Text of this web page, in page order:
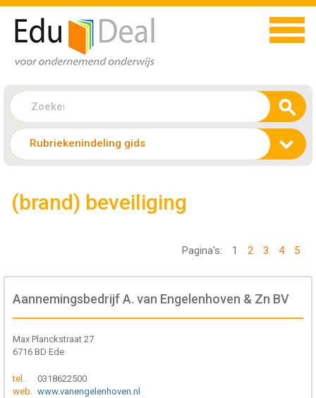
Rubriekenindeling gids
(brand) beveiliging
Pagina's: 1 2 3 4 5
Aannemingsbedrijf A. van Engelenhoven & Zn BV
Max Planckstraat 27
6716 BD Ede
tel.
0318622500
web. www.vanengelenhoven.nl